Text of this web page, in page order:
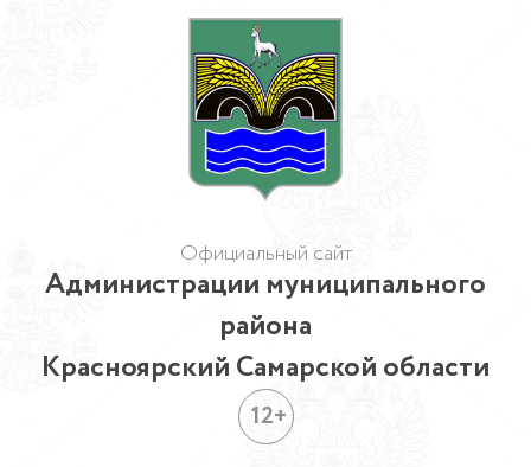
Официальный сайт
Администрации муниципального
района
Красноярский Самарской области
12+